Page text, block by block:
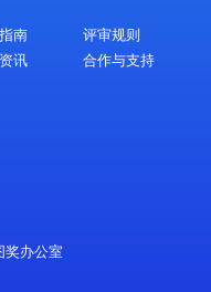
步提升了蓝图奖在绿
和产业界对绿色创
健康和可持续的地
转化——从奖项评选迈向